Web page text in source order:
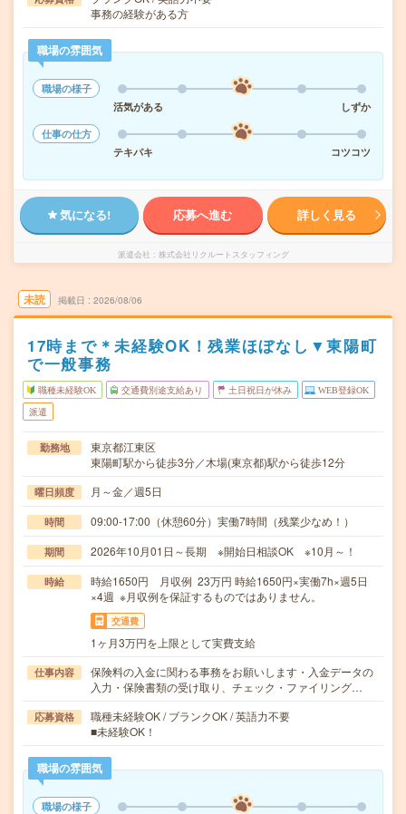
事務の経験がある方
職場の雰囲気
職場の様子
活気がある
しずか
仕事の仕方
テキパキ
コツコツ
気になる! 応募へ進む 詳しく見る
派遣会社 株式会社リクルートスタッフィング
未読 掲載日 2026/08/06
17時まで＊未経験OK！残業ほぼなし▼東陽町
で一般事務
職種未経験OK 交通費別途支給あり 土日祝日が休み WEB登録OK
派遣
勤務地
東京都江東区
東陽町駅から徒歩3分／木場(東京都)駅から徒歩12分
曜日頻度 月～金／週5日
時間 09:00-17:00（休憩60分）実働7時間（残業少なめ！）
期間 2026年10月01日～長期 ※開始日相談OK ※10月～！
時給
時給1650円 月収例 23万円 時給1650円×実働7h×週5日
×4週 ※月収例を保証するものではありません。
交通費
1ヶ月3万円を上限として実費支給
仕事内容
保険料の入金に関わる事務をお願いします・入金データの
入力・保険書類の受け取り、チェック・ファイリング…
応募資格
職種未経験OK / ブランクOK / 英語力不要
■未経験OK！
職場の雰囲気
職場の様子